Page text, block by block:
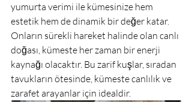
yumurta verimi ile kümesinize hem
estetik hem de dinamik bir değer katar.
Onların sürekli hareket halinde olan canlı
doğası, kümeste her zaman bir enerji
kaynağı olacaktır. Bu zarif kuşlar, sıradan
tavukların ötesinde, kümeste canlılık ve
zarafet arayanlar için idealdir.